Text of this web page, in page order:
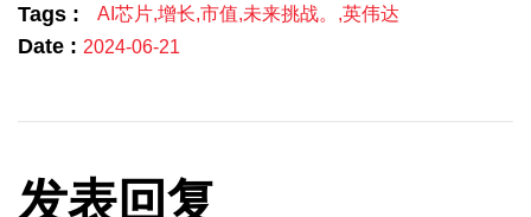
Tags : AI芯片,增长,市值,未来挑战。 ,英伟达
Date : 2024-06-21
发表回复